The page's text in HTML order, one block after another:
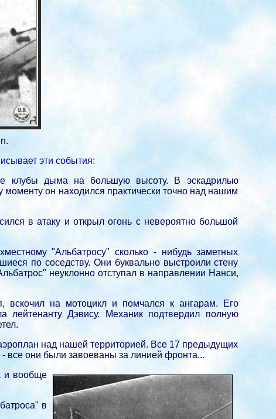
эти события:
клубы дыма на большую высоту. В эскадрилью
он находился практически точно над нашим
в атаку и открыл огонь с невероятно большой
"Альбатросу" сколько - нибудь заметных
по соседству. Они буквально выстроили стену
неуклонно отступал в направлении Нанси,
на мотоцикл и помчался к ангарам. Его
Дэвису. Механик подтвердил полную
над нашей территорией. Все 17 предыдущих
все они были завоеваны за линией фронта...
и вообще
в